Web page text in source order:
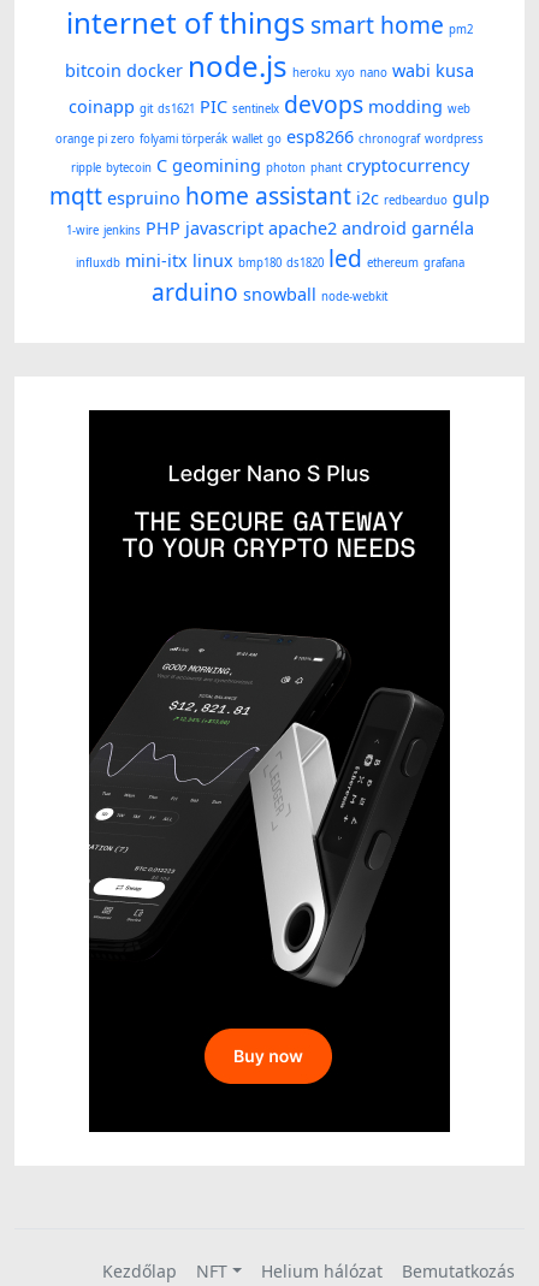
internet of things smart home pm2
bitcoin docker node.js heroku xyo nano wabi kusa
coinapp git ds1621 PIC sentinelx devops modding web
orange pi zero folyami törperák wallet go esp8266 chronograf wordpress
ripple bytecoin C geomining photon phant cryptocurrency
mqtt espruino home assistant i2c redbearduo gulp
1-wire jenkins PHP javascript apache2 android garnéla
influxdb mini-itx linux bmp180 ds1820 led ethereum grafana
arduino snowball node-webkit
Kezdőlap NFT Helium hálózat Bemutatkozás